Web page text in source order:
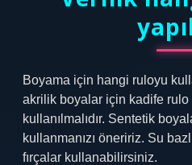
Boyama için hangi ruloyu
akrilik boyalar için kadife
kullanılmalıdır. Sentetik
kullanmanızı öneririz. Su
fırçalar kullanabilirsiniz.